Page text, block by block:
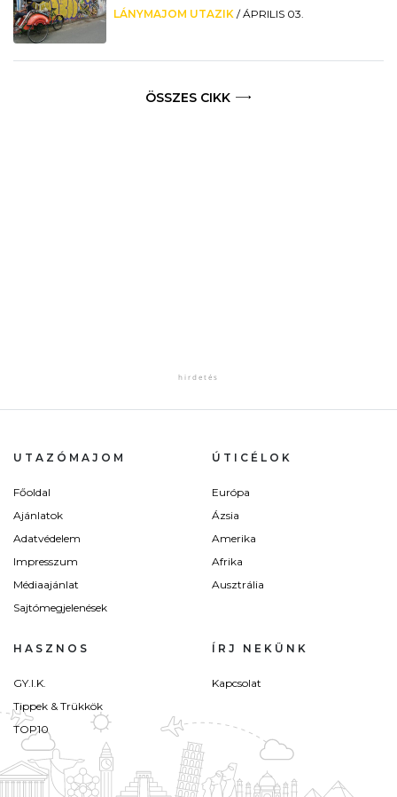
LÁNYMAJOM UTAZIK /ÁPRILIS 03.
ÖSSZES CIKK
UTAZÓMAJOM
Főoldal
Ajánlatok
Adatvédelem
Impresszum
Médiaajánlat
Sajtómegjelenések
ÚTICÉLOK
Európa
Ázsia
Amerika
Afrika
Ausztrália
HASZNOS
GY.I.K.
Tippek & Trükkök
TOP10
ÍRJ NEKÜNK
Kapcsolat